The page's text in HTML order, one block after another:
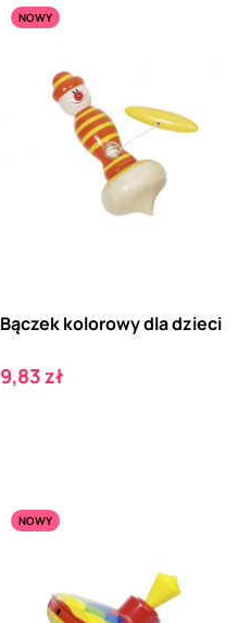
NOWY
Bączek kolorowy dla dzieci
Cena
9,83 zł
NOWY